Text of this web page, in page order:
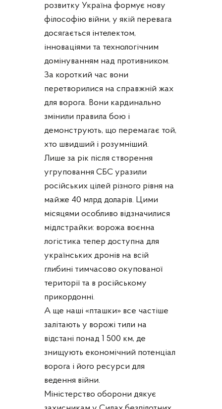
розвитку Україна формує нову
філософію війни, у якій перевага
досягається інтелектом,
інноваціями та технологічним
домінуванням над противником.
За короткий час вони
перетворилися на справжній жах
для ворога. Вони кардинально
змінили правила бою і
демонструють, що перемагає той,
хто швидший і розумніший.
Лише за рік після створення
угруповання СБС уразили
російських цілей різного рівня на
майже 40 млрд доларів. Цими
місяцями особливо відзначилися
мідлстрайки: ворожа воєнна
логістика тепер доступна для
українських дронів на всій
глибині тимчасово окупованої
території та в російському
прикордонні.
А ще наші «пташки» все частіше
залітають у ворожі тили на
відстані понад 1 500 км, де
знищують економічний потенціал
ворога і його ресурси для
ведення війни.
Міністерство оборони дякує